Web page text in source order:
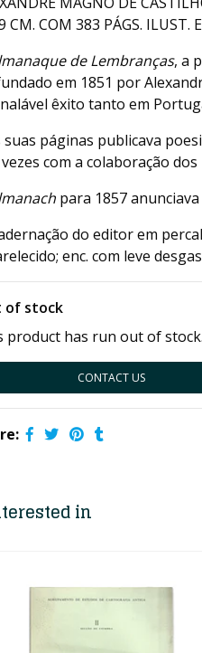
CM. COM 383 PÁGS. ILUST.
de Lembranças, a
em 1851 por
êxito tanto em
suas páginas publicava
com a colaboração
para 1857
do editor em
enc. com leve
of stock
product has run out of
CONTACT US
in